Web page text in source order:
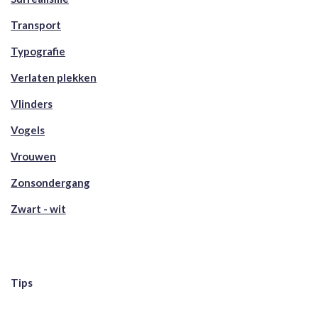
Transport
Typografie
Verlaten plekken
Vlinders
Vogels
Vrouwen
Zonsondergang
Zwart - wit
Tips